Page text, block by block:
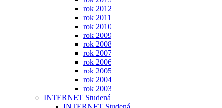
rok 2012
rok 2011
rok 2010
rok 2009
rok 2008
rok 2007
rok 2006
rok 2005
rok 2004
rok 2003
INTERNET Studená
INTERNET Studená